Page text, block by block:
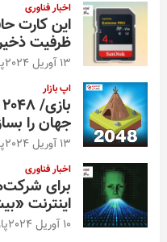
اخبار فناوری
ظرفیت
13 آوریل 2024
اپ بازار
جهان را
13 آوریل 2024
اخبار فناوری
برای
اینترنت
10 آوریل 2024